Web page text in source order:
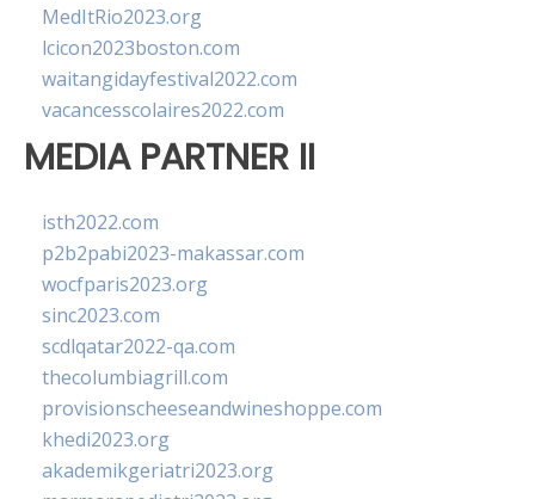
MedItRio2023.org
lcicon2023boston.com
waitangidayfestival2022.com
vacancesscolaires2022.com
MEDIA PARTNER II
isth2022.com
p2b2pabi2023-makassar.com
wocfparis2023.org
sinc2023.com
scdlqatar2022-qa.com
thecolumbiagrill.com
provisionscheeseandwineshoppe.com
khedi2023.org
akademikgeriatri2023.org